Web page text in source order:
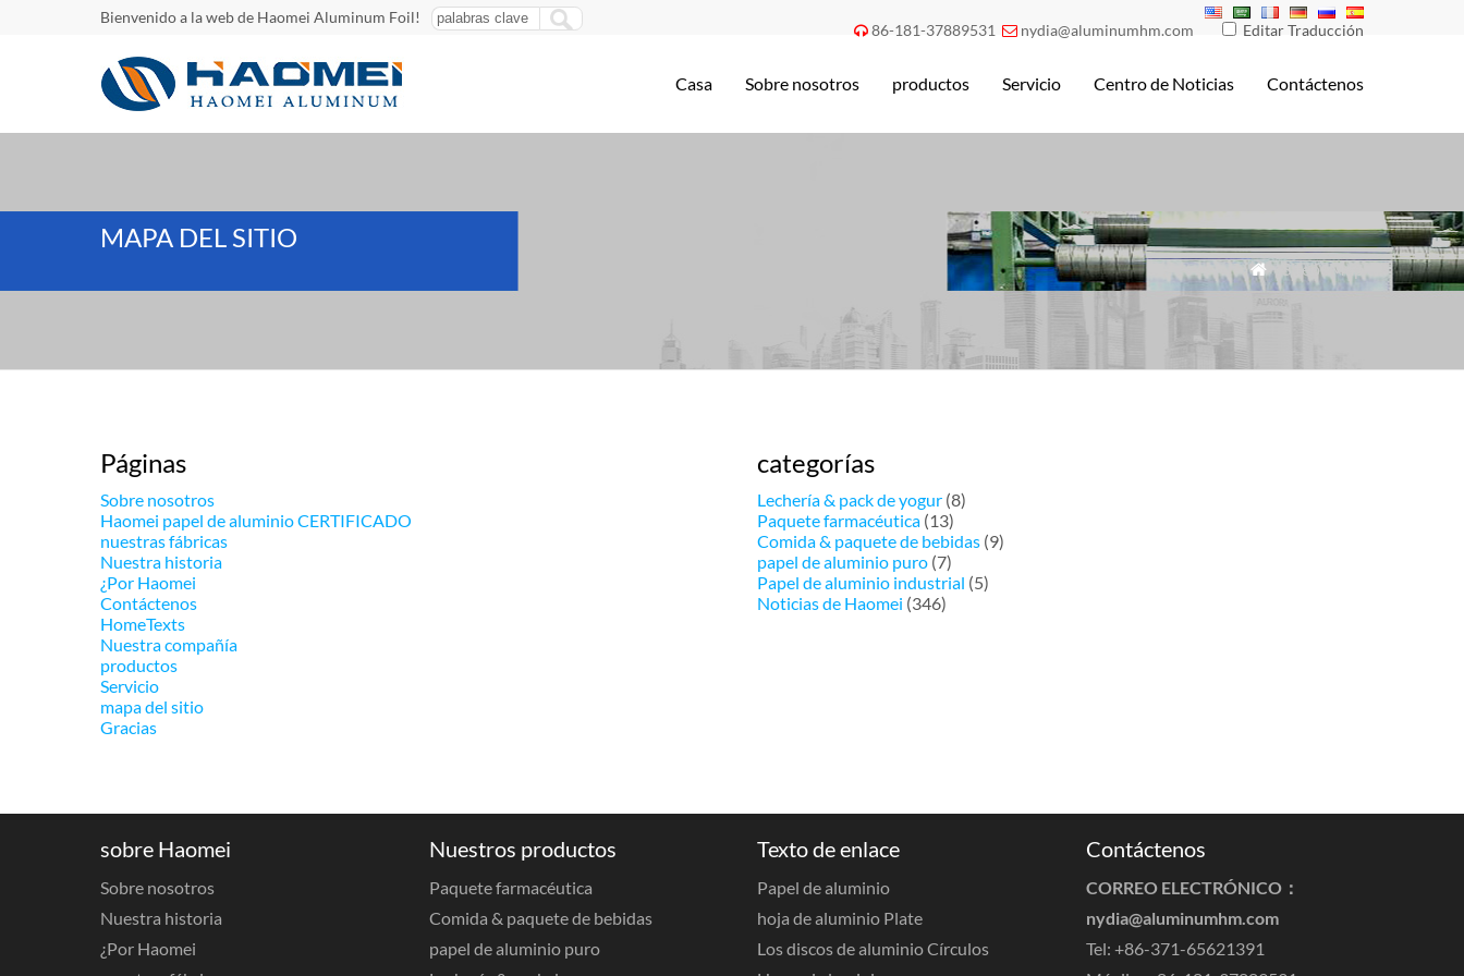
Bienvenido a la web de Haomei Aluminum Foil!
 86-181-37889531  nydia@aluminumhm.com Editar Traducción
Casa Sobre nosotros productos Servicio Centro de Noticias Contáctenos
MAPA DEL SITIO
 »SitebeMap
Páginas
Sobre nosotros
Haomei papel de aluminio CERTIFICADO
nuestras fábricas
Nuestra historia
¿Por Haomei
Contáctenos
HomeTexts
Nuestra compañía
productos
Servicio
mapa del sitio
Gracias
categorías
Lechería & pack de yogur (8)
Paquete farmacéutica (13)
Comida & paquete de bebidas (9)
papel de aluminio puro (7)
Papel de aluminio industrial (5)
Noticias de Haomei (346)
sobre Haomei
Sobre nosotros
Nuestra historia
¿Por Haomei
Nuestros productos
Paquete farmacéutica
Comida & paquete de bebidas
papel de aluminio puro
Texto de enlace
Papel de aluminio
hoja de aluminio Plate
Los discos de aluminio Círculos
Contáctenos
CORREO ELECTRÓNICO：
nydia@aluminumhm.com
Tel: +86-371-65621391